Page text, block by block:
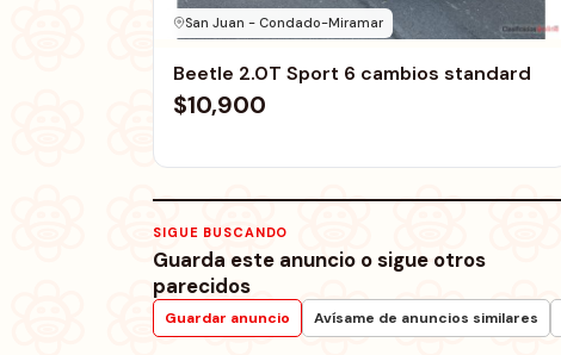
San Juan - Condado-Miramar
Beetle 2.0T Sport 6 cambios standard
$10,900
SIGUE BUSCANDO
Guarda este anuncio o sigue otros
parecidos
Guardar anuncio Avísame de anuncios similares